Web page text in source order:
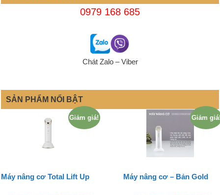
0979 168 685
Chát Zalo – Viber
SẢN PHẨM NỔI BẬT
Giảm giá!
Máy nâng cơ Total Lift Up
Giảm
Máy nâng cơ – Bản Gold